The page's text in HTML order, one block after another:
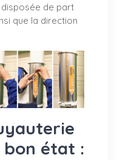
de part
que la direction
état :